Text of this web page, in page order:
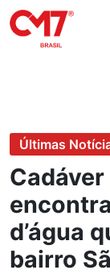
Últimas
d’água
bairro